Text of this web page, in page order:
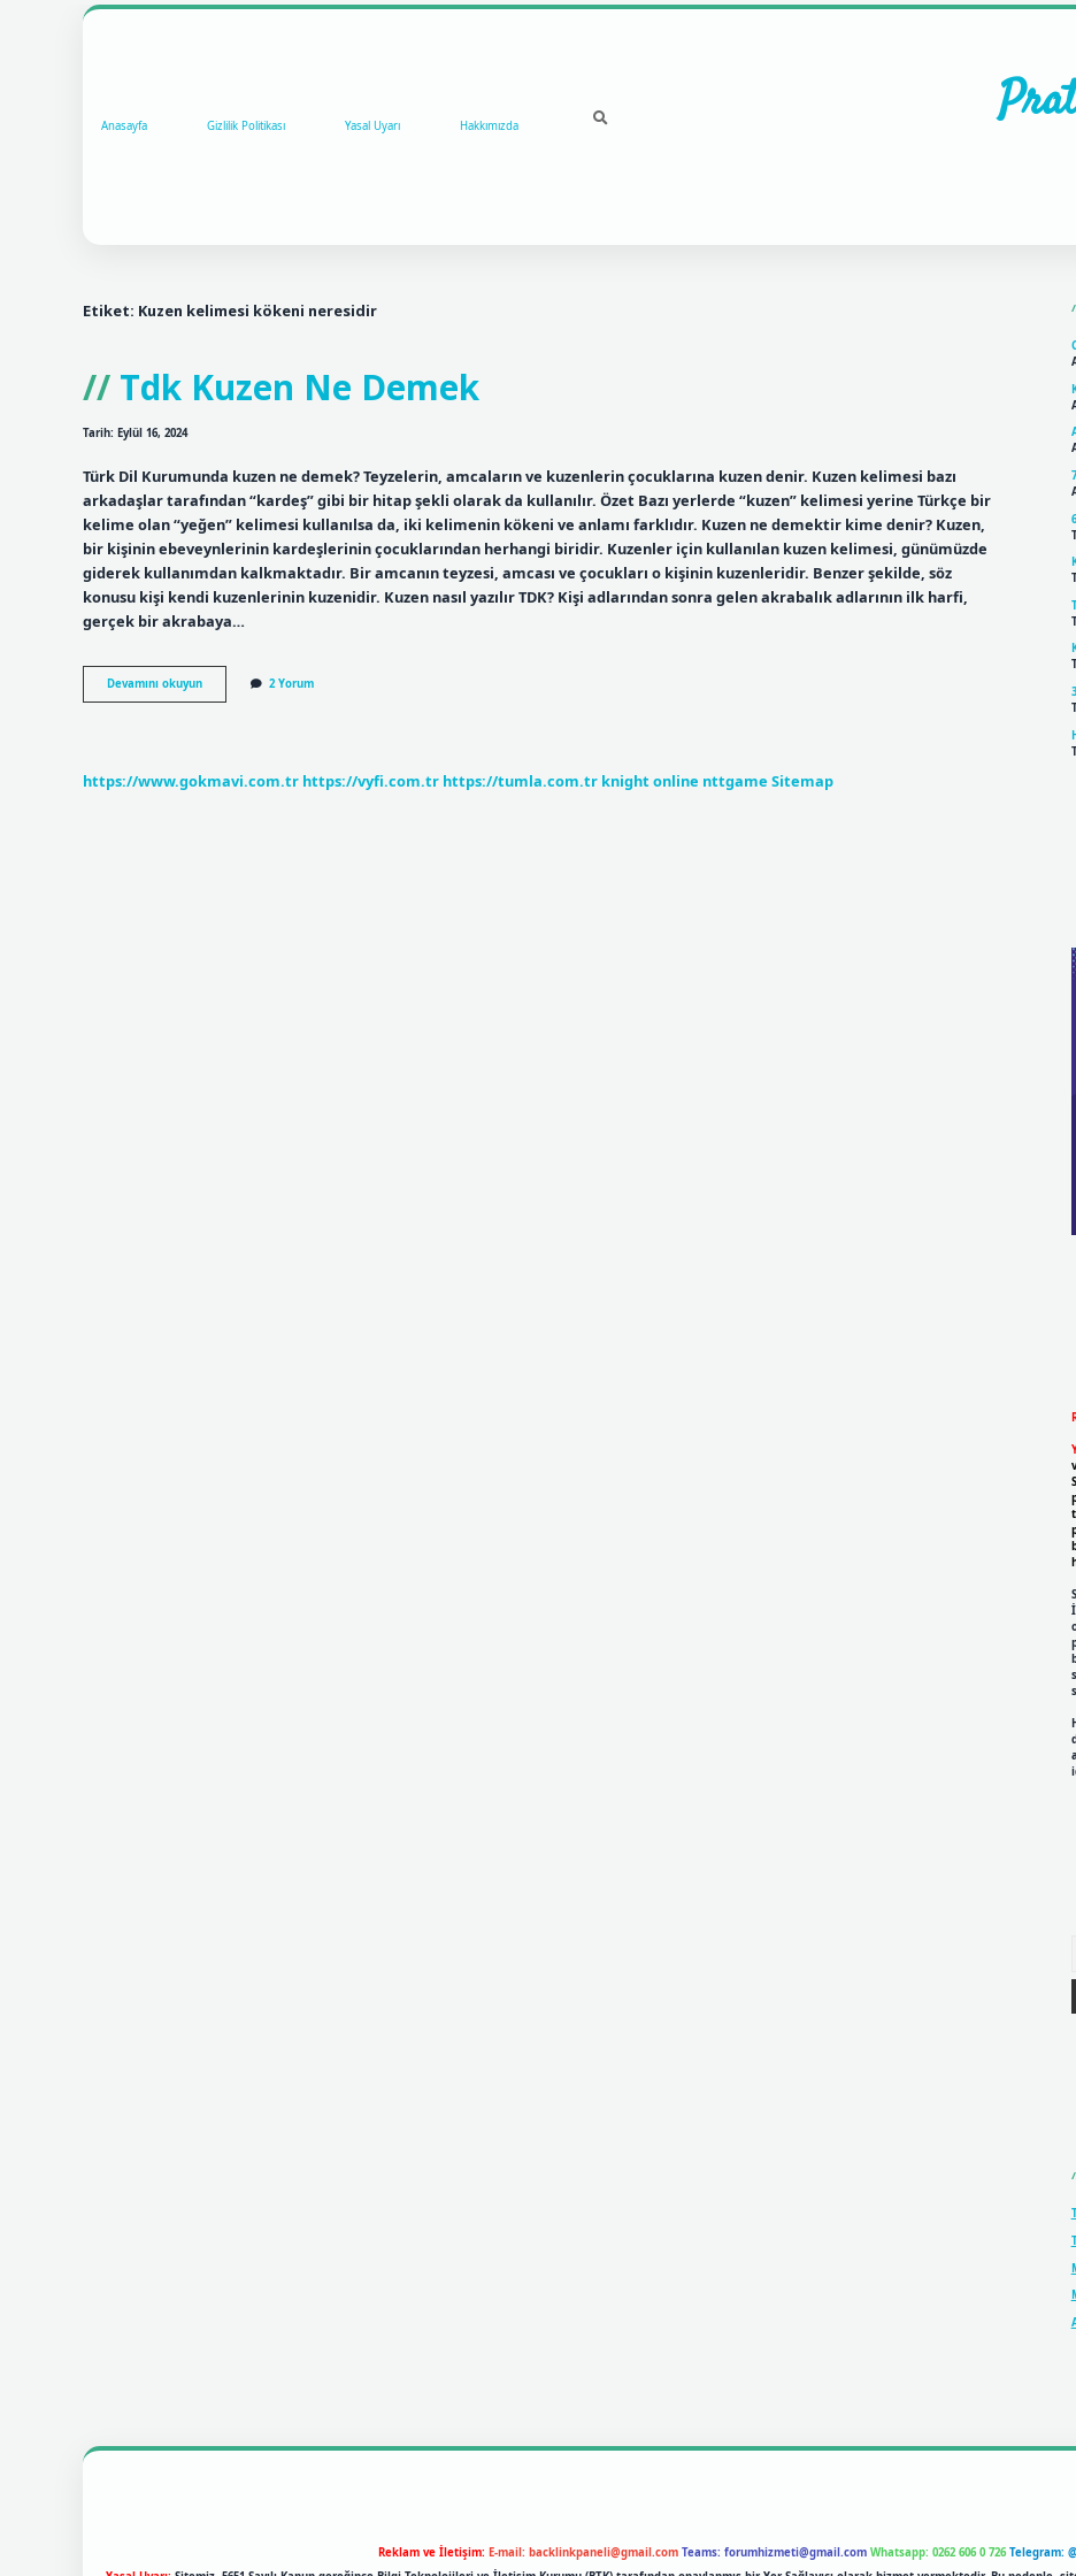
Anasayfa Gizlilik Politikası Yasal Uyarı Hakkımızda
Etiket: Kuzen kelimesi kökeni neresidir
Tdk Kuzen Ne Demek
Tarih: Eylül 16, 2024
Türk Dil Kurumunda kuzen ne demek? Teyzelerin, amcaların ve kuzenlerin çocuklarına kuzen denir. Kuzen kelimesi bazı
arkadaşlar tarafından “kardeş” gibi bir hitap şekli olarak da kullanılır. Özet Bazı yerlerde “kuzen” kelimesi yerine Türkçe bir
kelime olan “yeğen” kelimesi kullanılsa da, iki kelimenin kökeni ve anlamı farklıdır. Kuzen ne demektir kime denir? Kuzen,
bir kişinin ebeveynlerinin kardeşlerinin çocuklarından herhangi biridir. Kuzenler için kullanılan kuzen kelimesi, günümüzde
giderek kullanımdan kalkmaktadır. Bir amcanın teyzesi, amcası ve çocukları o kişinin kuzenleridir. Benzer şekilde, söz
konusu kişi kendi kuzenlerinin kuzenidir. Kuzen nasıl yazılır TDK? Kişi adlarından sonra gelen akrabalık adlarının ilk harfi,
gerçek bir akrabaya…
Devamını okuyunTdk
Kuzen
2 Yorum
https://www.gokmavi.com.tr https://vyfi.com.tr https://tumla.com.tr knight online nttgame Sitemap
Reklam ve İletişim: E-mail: backlinkpaneli@gmail.com Teams: forumhizmeti@gmail.com Whatsapp: 0262 606 0 726 Telegram: